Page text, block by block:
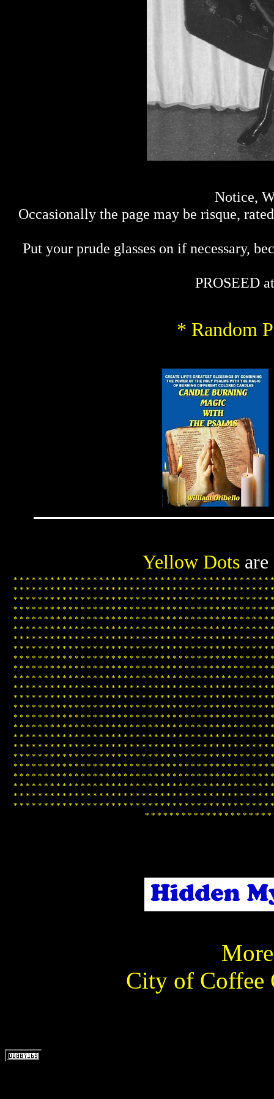
Notice,
Occasionally the page may be risque,
Put your prude glasses on if necessary,
PROSEED
* Random
Yellow Dots
* * * * * * * * * * * * * * * * * * * * * * * * * * * * * * * * * * * * * * * * * *
* * * * * * * * * * * * * * * * * * * * * * * * * * * * * * * * * * * * * * * * * *
* * * * * * * * * * * * * * * * * * * * * * * * * * * * * * * * * * * * * * * * * *
* * * * * * * * * * * * * * * * * * * * * * * * * * * * * * * * * * * * * * * * * *
* * * * * * * * * * * * * * * * * * * * * * * * * * * * * * * * * * * * * * * * * *
* * * * * * * * * * * * * * * * * * * * * * * * * * * * * * * * * * * * * * * * * *
* * * * * * * * * * * * * * * * * * * * * * * * * * * * * * * * * * * * * * * * * *
* * * * * * * * * * * * * * * * * * * * * * * * * * * * * * * * * * * * * * * * * *
* * * * * * * * * * * * * * * * * * * * * * * * * * * * * * * * * * * * * * * * * *
* * * * * * * * * * * * * * * * * * * * * * * * * * * * * * * * * * * * * * * * * *
* * * * * * * * * * * * * * * * * * * * * * * * * * * * * * * * * * * * * * * * * *
* * * * * * * * * * * * * * * * * * * * * * * * * * * * * * * * * * * * * * * * * *
* * * * * * * * * * * * * * * * * * * * * * * * * * * * * * * * * * * * * * * * * *
* * * * * * * * * * * * * * * * * * * * * * * * * * * * * * * * * * * * * * * * * *
* * * * * * * * * * * * * * * * * * * * * * * * * * * * * * * * * * * * * * * * * *
* * * * * * * * * * * * * * * * * * * * * * * * * * * * * * * * * * * * * * * * * *
* * * * * * * * * * * * * * * * * * * * * * * * * * * * * * * * * * * * * * * * * *
* * * * * * * * * * * * * * * * * * * * * * * * * * * * * * * * * * * * * * * * * *
* * * * * * * * * * * * * * * * * * * * * * * * * * * * * * * * * * * * * * * * * *
* * * * * * * * * * * * * * * * * * * * * * * * * * * * * * * * * * * * * * * * * *
* * * * * * * * * * * * * * * * * * * * * * * * * * * * * * * * * * * * * * * * * *
* * * * * * * * * * * * * * * * * * * * * * * * * * * * * * * * * * * * * * * * * *
* * * * * * * * * * * * * * * * * * * * * * * * * * * * * * * * * * * * * * * * * *
* * * * * * * * * * * * * * * * * * * * * * * * * * * * * * * * * * * * * * * * * *
* * * * * * * * * * * * * * * * * * * * *
City of Coffee